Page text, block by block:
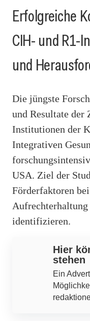
Erfolgreiche
CIH- und R1-
und
Die jüngste
und Resultate der
Institutionen der
Integrativen
USA. Ziel der
Förderfaktoren
Aufrechterhaltung
identifizieren.
Hier
stehen
Ein